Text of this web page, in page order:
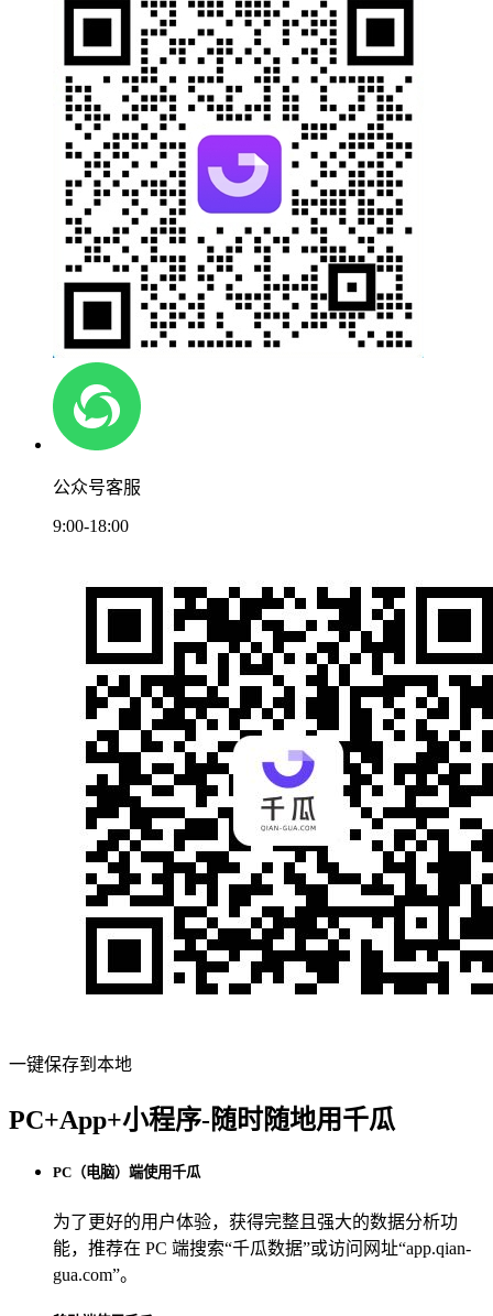
公众号客服
9:00-18:00
一键保存到本地
PC+App+小程序-随时随地用千瓜
PC（电脑）端使用千瓜
为了更好的用户体验，获得完整且强大的数据分析功
能，推荐在 PC 端搜索“千瓜数据”或访问网址“app.qian-
gua.com”。